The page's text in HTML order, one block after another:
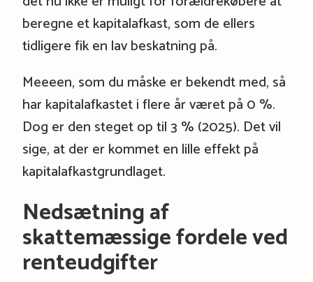
beregne et kapitalafkast, som de ellers
tidligere fik en lav beskatning på.
Meeeen, som du måske er bekendt med, så
har kapitalafkastet i flere år været på 0 %.
Dog er den steget op til 3 % (2025). Det vil
sige, at der er kommet en lille effekt på
kapitalafkastgrundlaget.
Nedsætning af
skattemæssige fordele ved
renteudgifter